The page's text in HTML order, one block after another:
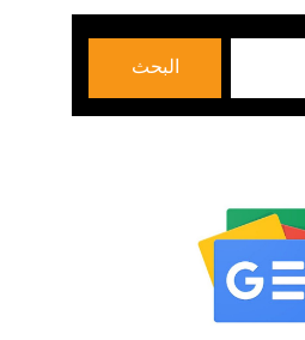
البحث